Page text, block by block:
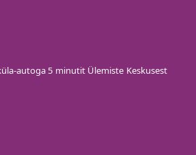
autoga 5 minutit Ülemiste Keskusest